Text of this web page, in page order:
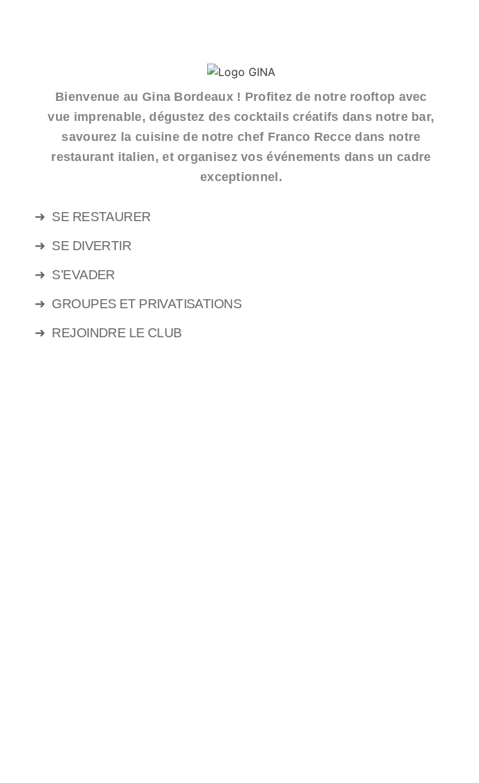
Bienvenue au Gina Bordeaux ! Profitez de notre rooftop avec
vue imprenable, dégustez des cocktails créatifs dans notre bar,
savourez la cuisine de notre chef Franco Recce dans notre
restaurant italien, et organisez vos événements dans un cadre
exceptionnel.
➜ SE RESTAURER
➜ SE DIVERTIR
➜ S’EVADER
➜ GROUPES ET PRIVATISATIONS
➜ REJOINDRE LE CLUB